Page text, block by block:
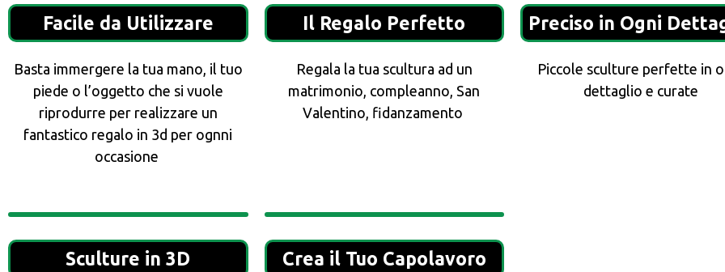
Facile da Utilizzare
Basta immergere la tua mano, il tuo
piede o l’oggetto che si vuole
riprodurre per realizzare un
fantastico regalo in 3d per ognni
occasione
Il Regalo Perfetto
Regala la tua scultura ad un
matrimonio, compleanno, San
Valentino, fidanzamento
Preciso in Ogni
Piccole sculture perfette in
dettaglio e curate
Sculture in 3D Crea il Tuo Capolavoro